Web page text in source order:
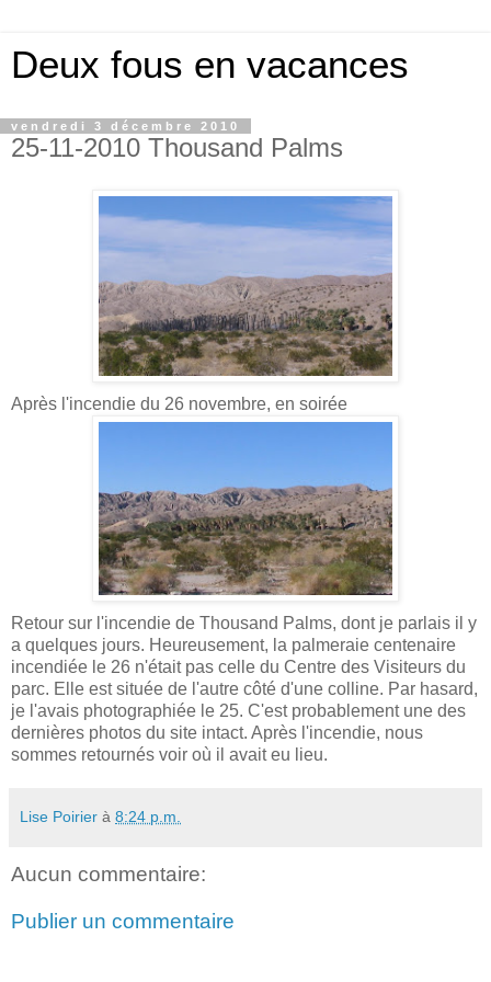
Deux fous en vacances
vendredi 3 décembre 2010
25-11-2010 Thousand Palms
Après l'incendie du 26 novembre, en soirée
Retour sur l'incendie de Thousand Palms, dont je parlais il y
a quelques jours. Heureusement, la palmeraie centenaire
incendiée le 26 n'était pas celle du Centre des Visiteurs du
parc. Elle est située de l'autre côté d'une colline. Par hasard,
je l'avais photographiée le 25. C'est probablement une des
dernières photos du site intact. Après l'incendie, nous
sommes retournés voir où il avait eu lieu.
Lise Poirier à 8:24 p.m.
Aucun commentaire:
Publier un commentaire